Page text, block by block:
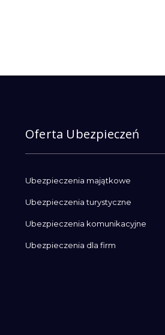
Oferta Ubezpieczeń
Ubezpieczenia majątkowe
Ubezpieczenia turystyczne
Ubezpieczenia komunikacyjne
Ubezpieczenia dla firm